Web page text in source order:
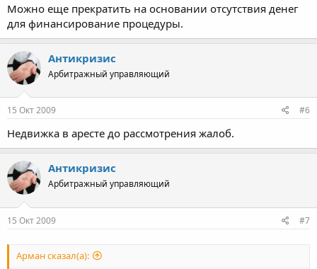
Можно еще прекратить на основании отсутствия денег
для финансирование процедуры.
Антикризис
Арбитражный управляющий
15 Окт 2009 #6
Недвижка в аресте до рассмотрения жалоб.
Антикризис
Арбитражный управляющий
15 Окт 2009 #7
Арман сказал(а):